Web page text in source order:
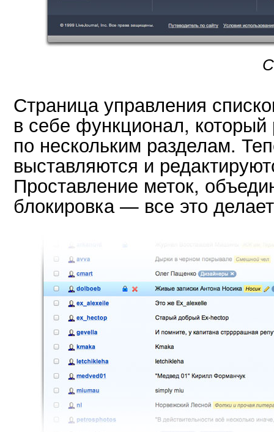
Страница управления
в себе функционал,
по нескольким разделам.
выставляются и
Проставление меток,
блокировка — все это